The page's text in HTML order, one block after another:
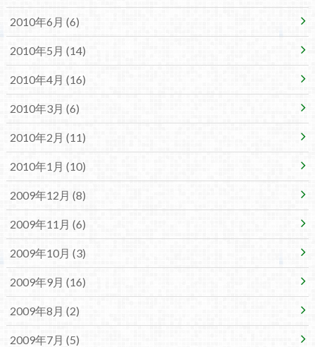
2010年6月 (6)
2010年5月 (14)
2010年4月 (16)
2010年3月 (6)
2010年2月 (11)
2010年1月 (10)
2009年12月 (8)
2009年11月 (6)
2009年10月 (3)
2009年9月 (16)
2009年8月 (2)
2009年7月 (5)